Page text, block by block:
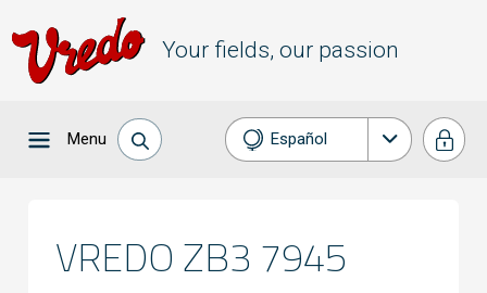
Your fields, our passion
Menu Español
Français
VREDO ZB3 7945